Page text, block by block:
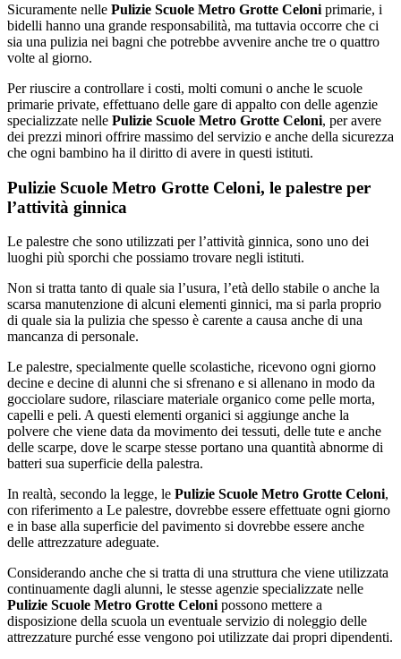
Sicuramente nelle Pulizie Scuole Metro Grotte Celoni primarie, i
bidelli hanno una grande responsabilità, ma tuttavia occorre che ci
sia una pulizia nei bagni che potrebbe avvenire anche tre o quattro
volte al giorno.
Per riuscire a controllare i costi, molti comuni o anche le scuole
primarie private, effettuano delle gare di appalto con delle agenzie
specializzate nelle Pulizie Scuole Metro Grotte Celoni, per avere
dei prezzi minori offrire massimo del servizio e anche della sicurezza
che ogni bambino ha il diritto di avere in questi istituti.
Pulizie Scuole Metro Grotte Celoni, le palestre per
l’attività ginnica
Le palestre che sono utilizzati per l’attività ginnica, sono uno dei
luoghi più sporchi che possiamo trovare negli istituti.
Non si tratta tanto di quale sia l’usura, l’età dello stabile o anche la
scarsa manutenzione di alcuni elementi ginnici, ma si parla proprio
di quale sia la pulizia che spesso è carente a causa anche di una
mancanza di personale.
Le palestre, specialmente quelle scolastiche, ricevono ogni giorno
decine e decine di alunni che si sfrenano e si allenano in modo da
gocciolare sudore, rilasciare materiale organico come pelle morta,
capelli e peli. A questi elementi organici si aggiunge anche la
polvere che viene data da movimento dei tessuti, delle tute e anche
delle scarpe, dove le scarpe stesse portano una quantità abnorme di
batteri sua superficie della palestra.
In realtà, secondo la legge, le Pulizie Scuole Metro Grotte Celoni,
con riferimento a Le palestre, dovrebbe essere effettuate ogni giorno
e in base alla superficie del pavimento si dovrebbe essere anche
delle attrezzature adeguate.
Considerando anche che si tratta di una struttura che viene utilizzata
continuamente dagli alunni, le stesse agenzie specializzate nelle
Pulizie Scuole Metro Grotte Celoni possono mettere a
disposizione della scuola un eventuale servizio di noleggio delle
attrezzature purché esse vengono poi utilizzate dai propri dipendenti.